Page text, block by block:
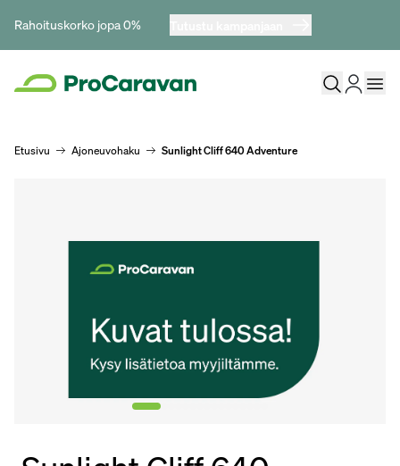
Rahoituskorko jopa 0%
Etusivu Ajoneuvohaku Sunlight Cliff 640 Adventure